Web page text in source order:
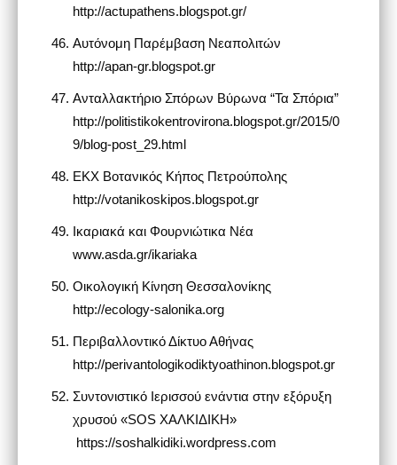
http://actupathens.blogspot.gr/
Αυτόνομη Παρέμβαση Νεαπολιτών
http://apan-gr.blogspot.gr
Ανταλλακτήριο Σπόρων Βύρωνα “Τα Σπόρια”
http://politistikokentrovirona.blogspot.gr/2015/0
9/blog-post_29.html
ΕΚΧ Βοτανικός Κήπος Πετρούπολης
http://votanikoskipos.blogspot.gr
Ικαριακά και Φουρνιώτικα Νέα
www.asda.gr/ikariaka
Οικολογική Κίνηση Θεσσαλονίκης
http://ecology-salonika.org
Περιβαλλοντικό Δίκτυο Αθήνας
http://perivantologikodiktyoathinon.blogspot.gr
Συντονιστικό Ιερισσού ενάντια στην εξόρυξη
χρυσού «SOS ΧΑΛΚΙΔΙΚΗ»
https://soshalkidiki.wordpress.com